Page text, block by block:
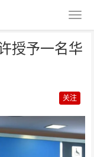
授予一名华
关注